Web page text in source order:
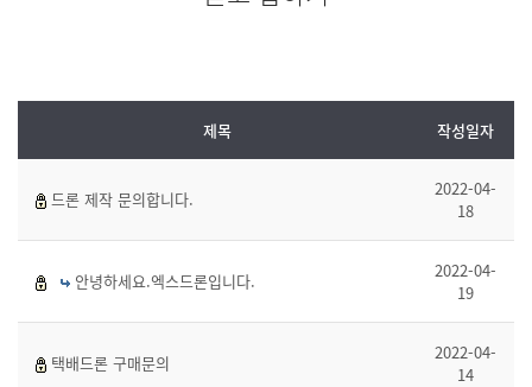
제목 작성일자
드론 제작 문의합니다.
2022-04-
18
안녕하세요.엑스드론입니다.
2022-04-
19
택배드론 구매문의
2022-04-
14